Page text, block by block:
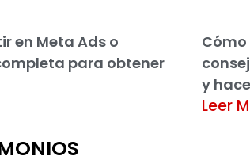
en Meta Ads o
para obtener
y
Leer